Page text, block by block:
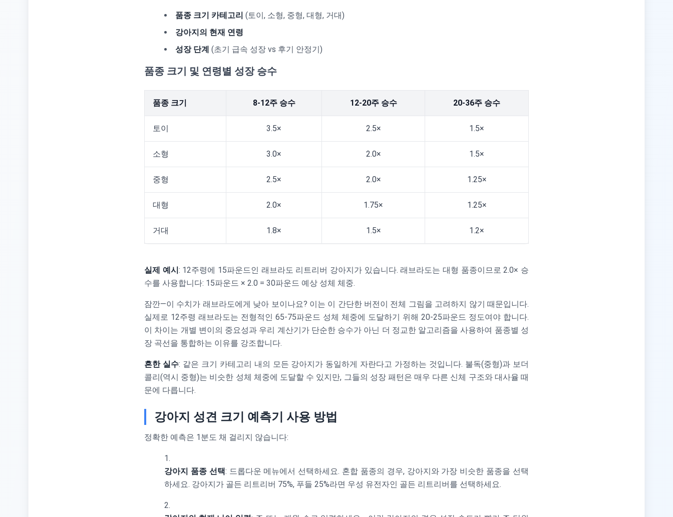
\times
\text{성
장 승
품종 크기 카테고리 (토이, 소형, 중형, 대형, 거대)
강아지의 현재 연령
성장 단계 (초기 급속 성장 vs 후기 안정기)
품종 크기 및 연령별 성장 승수
품종 크기 8-12주 승수 12-20주 승수 20-36주 승수
토이 3.5× 2.5× 1.5×
소형 3.0× 2.0× 1.5×
중형 2.5× 2.0× 1.25×
대형 2.0× 1.75× 1.25×
거대 1.8× 1.5× 1.2×
실제 예시: 12주령에 15파운드인 래브라도 리트리버 강아지가 있습니다. 래브라도는 대형 품종이므로 2.0× 승
수를 사용합니다: 15파운드 × 2.0 = 30파운드 예상 성체 체중.
잠깐—이 수치가 래브라도에게 낮아 보이나요? 이는 이 간단한 버전이 전체 그림을 고려하지 않기 때문입니다.
실제로 12주령 래브라도는 전형적인 65-75파운드 성체 체중에 도달하기 위해 20-25파운드 정도여야 합니다.
이 차이는 개별 변이의 중요성과 우리 계산기가 단순한 승수가 아닌 더 정교한 알고리즘을 사용하여 품종별 성
장 곡선을 통합하는 이유를 강조합니다.
흔한 실수: 같은 크기 카테고리 내의 모든 강아지가 동일하게 자란다고 가정하는 것입니다. 불독(중형)과 보더
콜리(역시 중형)는 비슷한 성체 체중에 도달할 수 있지만, 그들의 성장 패턴은 매우 다른 신체 구조와 대사율 때
문에 다릅니다.
강아지 성견 크기 예측기 사용 방법
정확한 예측은 1분도 채 걸리지 않습니다:
강아지 품종 선택: 드롭다운 메뉴에서 선택하세요. 혼합 품종의 경우, 강아지와 가장 비슷한 품종을 선택
하세요. 강아지가 골든 리트리버 75%, 푸들 25%라면 우성 유전자인 골든 리트리버를 선택하세요.